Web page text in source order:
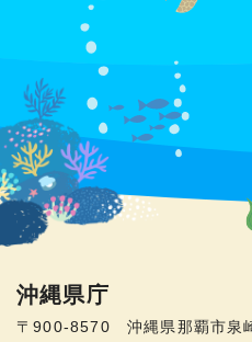
沖縄県庁
〒900-8570 沖縄県那覇市泉